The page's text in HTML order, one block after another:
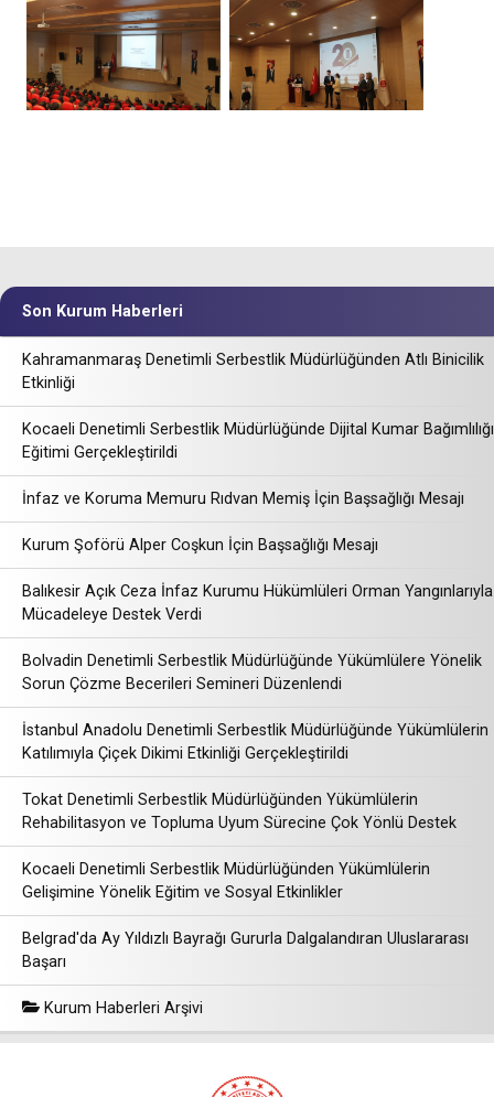
Son Kurum Haberleri
Kahramanmaraş Denetimli Serbestlik Müdürlüğünden Atlı Binicilik
Etkinliği
Kocaeli Denetimli Serbestlik Müdürlüğünde Dijital Kumar Bağımlılığı
Eğitimi Gerçekleştirildi
İnfaz ve Koruma Memuru Rıdvan Memiş İçin Başsağlığı Mesajı
Kurum Şoförü Alper Coşkun İçin Başsağlığı Mesajı
Balıkesir Açık Ceza İnfaz Kurumu Hükümlüleri Orman Yangınlarıyla
Mücadeleye Destek Verdi
Bolvadin Denetimli Serbestlik Müdürlüğünde Yükümlülere Yönelik
Sorun Çözme Becerileri Semineri Düzenlendi
İstanbul Anadolu Denetimli Serbestlik Müdürlüğünde Yükümlülerin
Katılımıyla Çiçek Dikimi Etkinliği Gerçekleştirildi
Tokat Denetimli Serbestlik Müdürlüğünden Yükümlülerin
Rehabilitasyon ve Topluma Uyum Sürecine Çok Yönlü Destek
Kocaeli Denetimli Serbestlik Müdürlüğünden Yükümlülerin
Gelişimine Yönelik Eğitim ve Sosyal Etkinlikler
Belgrad'da Ay Yıldızlı Bayrağı Gururla Dalgalandıran Uluslararası
Başarı
Kurum Haberleri Arşivi